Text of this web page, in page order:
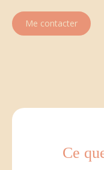
Me contacter
Ce